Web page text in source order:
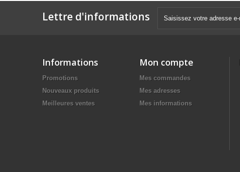
Lettre d'informations
Informations
Promotions
Nouveaux produits
Meilleures ventes
Mon compte
Mes commandes
Mes adresses
Mes informations